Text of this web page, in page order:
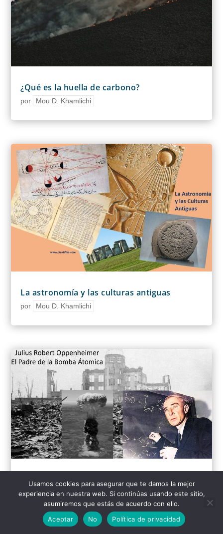
¿Qué es la huella de carbono?
por Mou D. Khamlichi
La astronomía y las culturas antiguas
por Mou D. Khamlichi
Julius Robert Oppenheimer: La mente
maestra detrás de la bomba atómica
Mou D. Khamlichi
Usamos cookies para asegurar que te damos la mejor
experiencia en nuestra web. Si continúas usando este sitio,
asumiremos que estás de acuerdo con ello.
Aceptar
No Política de privacidad